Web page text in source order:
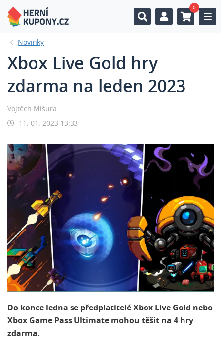
0
Novinky
Xbox Live Gold hry
zdarma na leden 2023
Vojtěch Mišura
11. 01. 2023 13:33
Do konce ledna se předplatitelé Xbox Live Gold nebo
Xbox Game Pass Ultimate mohou těšit na 4 hry
zdarma.